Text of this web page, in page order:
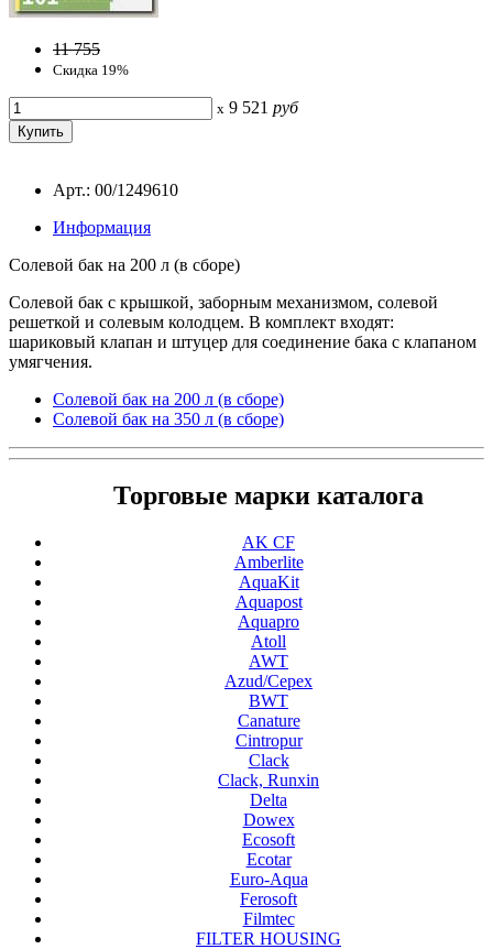
11 755
Скидка 19%
x 9 521 руб
Арт.: 00/1249610
Информация
Солевой бак на 200 л (в сборе)
Солевой бак с крышкой, заборным механизмом, солевой
решеткой и солевым колодцем. В комплект входят:
шариковый клапан и штуцер для соединение бака с клапаном
умягчения.
Солевой бак на 200 л (в сборе)
Солевой бак на 350 л (в сборе)
Торговые марки каталога
AK CF
Amberlite
AquaKit
Aquapost
Aquapro
Atoll
AWT
Azud/Cepex
BWT
Canature
Cintropur
Clack
Clack, Runxin
Delta
Dowex
Ecosoft
Ecotar
Euro-Aqua
Ferosoft
Filmtec
FILTER HOUSING